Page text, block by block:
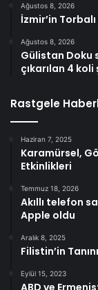
Ağustos 8, 2026
İzmir’in
Ağustos 8, 2026
Gülistan Doku
çıkarılan 4
Rastgele
Haziran 7, 2025
Karamürsel,
Etkinlikleri
Temmuz 18, 2026
Akıllı telefon
Apple oldu
Aralık 8, 2025
Filistin’in
Eylül 15, 2023
ABD ve